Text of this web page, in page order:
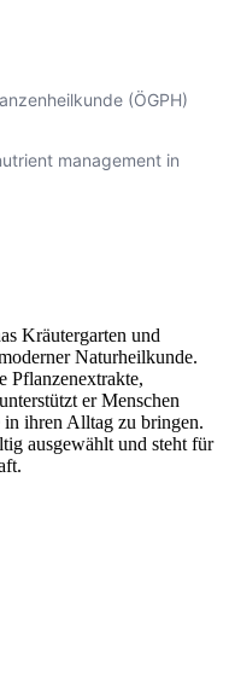
(ÖGPH)
management in
Kräutergarten und
Naturheilkunde.
Pflanzenextrakte,
er Menschen
ihren Alltag zu bringen.
ausgewählt und steht für